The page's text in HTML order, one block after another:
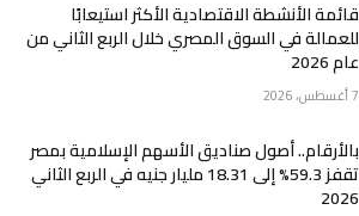
قائمة الأنشطة الاقتصادية الأكثر استيعابًا
للعمالة في السوق المصري خلال الربع الثاني من
عام 2026
7 أغسطس، 2026
بالأرقام.. أصول صناديق الأسهم الإسلامية بمصر
تقفز 59.3% إلى 18.31 مليار جنيه في الربع الثاني
2026